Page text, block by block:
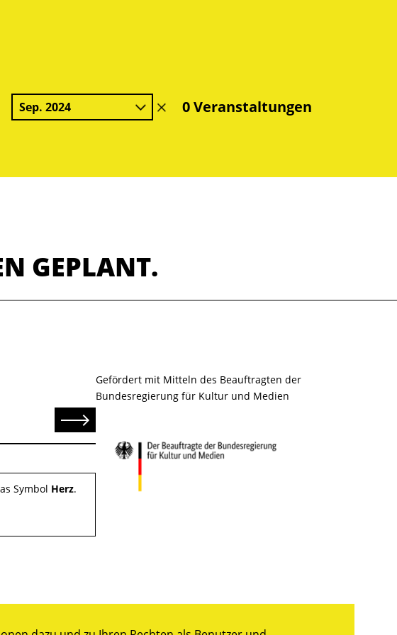
Sep. 2024
Filter0 Veranstaltungen
GEPLANT.
Senden
Symbol Herz.
Gefördert mit Mitteln des Beauftragten der
Bundesregierung für Kultur und Medien